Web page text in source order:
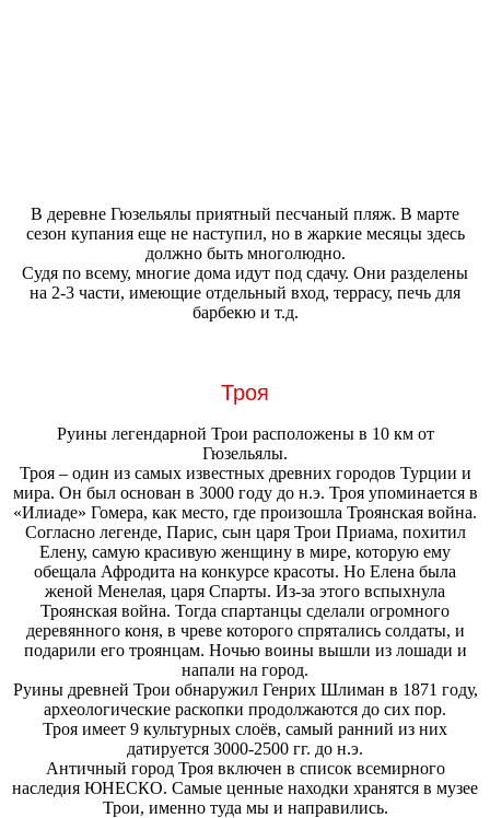
В деревне Гюзельялы приятный песчаный пляж. В марте
сезон купания еще не наступил, но в жаркие месяцы здесь
должно быть многолюдно.
Судя по всему, многие дома идут под сдачу. Они разделены
на 2-3 части, имеющие отдельный вход, террасу, печь для
барбекю и т.д.
Троя
Руины легендарной Трои расположены в 10 км от
Гюзельялы.
Троя – один из самых известных древних городов Турции и
мира. Он был основан в 3000 году до н.э. Троя упоминается в
«Илиаде» Гомера, как место, где произошла Троянская война.
Согласно легенде, Парис, сын царя Трои Приама, похитил
Елену, самую красивую женщину в мире, которую ему
обещала Афродита на конкурсе красоты. Но Елена была
женой Менелая, царя Спарты. Из-за этого вспыхнула
Троянская война. Тогда спартанцы сделали огромного
деревянного коня, в чреве которого спрятались солдаты, и
подарили его троянцам. Ночью воины вышли из лошади и
напали на город.
Руины древней Трои обнаружил Генрих Шлиман в 1871 году,
археологические раскопки продолжаются до сих пор.
Троя имеет 9 культурных слоёв, самый ранний из них
датируется 3000-2500 гг. до н.э.
Античный город Троя включен в список всемирного
наследия ЮНЕСКО. Самые ценные находки хранятся в музее
Трои, именно туда мы и направились.